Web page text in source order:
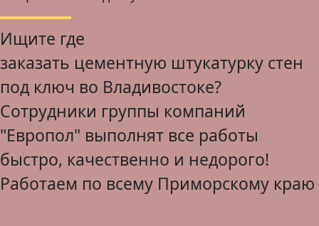
Ищите где
заказать цементную штукатурку стен
под ключ во Владивостоке?
Сотрудники группы компаний
"Европол" выполнят все работы
быстро, качественно и недорого!
Работаем по всему Приморскому краю